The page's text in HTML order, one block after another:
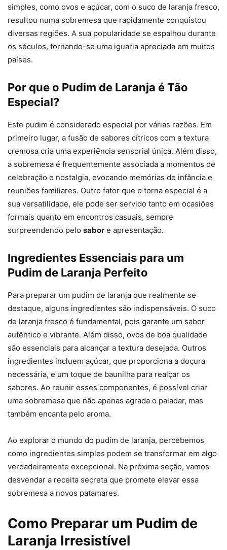
simples, como ovos e açúcar, com o suco de laranja fresco,
resultou numa sobremesa que rapidamente conquistou
diversas regiões. A sua popularidade se espalhou durante
os séculos, tornando-se uma iguaria apreciada em muitos
países.
Por que o Pudim de Laranja é Tão
Especial?
Este pudim é considerado especial por várias razões. Em
primeiro lugar, a fusão de sabores cítricos com a textura
cremosa cria uma experiência sensorial única. Além disso,
a sobremesa é frequentemente associada a momentos de
celebração e nostalgia, evocando memórias de infância e
reuniões familiares. Outro fator que o torna especial é a
sua versatilidade, ele pode ser servido tanto em ocasiões
formais quanto em encontros casuais, sempre
surpreendendo pelo sabor e apresentação.
Ingredientes Essenciais para um
Pudim de Laranja Perfeito
Para preparar um pudim de laranja que realmente se
destaque, alguns ingredientes são indispensáveis. O suco
de laranja fresco é fundamental, pois garante um sabor
autêntico e vibrante. Além disso, ovos de boa qualidade
são essenciais para alcançar a textura desejada. Outros
ingredientes incluem açúcar, que proporciona a doçura
necessária, e um toque de baunilha para realçar os
sabores. Ao reunir esses componentes, é possível criar
uma sobremesa que não apenas agrada o paladar, mas
também encanta pelo aroma.
Ao explorar o mundo do pudim de laranja, percebemos
como ingredientes simples podem se transformar em algo
verdadeiramente excepcional. Na próxima seção, vamos
desvendar a receita secreta que promete elevar essa
sobremesa a novos patamares.
Como Preparar um Pudim de
Laranja Irresistível